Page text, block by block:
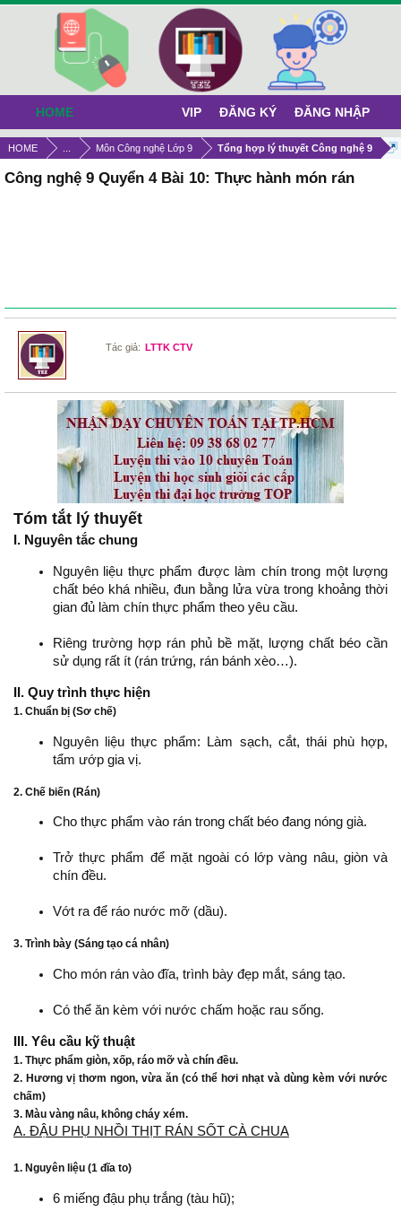
HOME Môn Công nghệ Lớp 9 Tổng hợp lý thuyết Công nghệ 9
Công nghệ 9 Quyển 4 Bài 10: Thực hành món rán
Tác giả: LTTK CTV
Tóm tắt lý thuyết
I. Nguyên tắc chung
Nguyên liệu thực phẩm được làm chín trong một lượng
chất béo khá nhiều, đun bằng lửa vừa trong khoảng thời
gian đủ làm chín thực phẩm theo yêu cầu.
Riêng trường hợp rán phủ bề mặt, lượng chất béo cần
sử dụng rất ít (rán trứng, rán bánh xèo…).
II. Quy trình thực hiện
1. Chuẩn bị (Sơ chế)
Nguyên liệu thực phẩm: Làm sạch, cắt, thái phù hợp,
tẩm ướp gia vị.
2. Chế biến (Rán)
Cho thực phẩm vào rán trong chất béo đang nóng già.
Trở thực phẩm để mặt ngoài có lớp vàng nâu, giòn và
chín đều.
Vớt ra để ráo nước mỡ (dầu).
3. Trình bày (Sáng tạo cá nhân)
Cho món rán vào đĩa, trình bày đẹp mắt, sáng tạo.
Có thể ăn kèm với nước chấm hoặc rau sống.
III. Yêu cầu kỹ thuật
1. Thực phẩm giòn, xốp, ráo mỡ và chín đều.
2. Hương vị thơm ngon, vừa ăn (có thể hơi nhạt và dùng kèm với nước
chấm)
3. Màu vàng nâu, không cháy xém.
A. ĐẬU PHỤ NHỒI THỊT RÁN SỐT CÀ CHUA
1. Nguyên liệu (1 đĩa to)
6 miếng đậu phụ trắng (tàu hũ);
HOME VIP ĐĂNG KÝ ĐĂNG NHẬP